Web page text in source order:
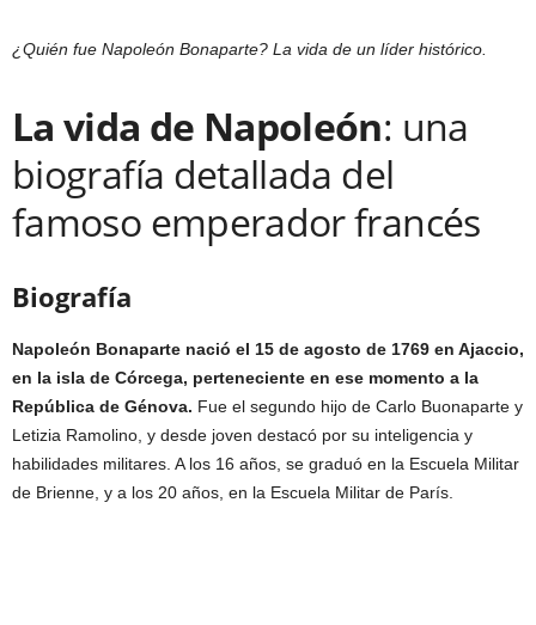
¿Quién fue Napoleón Bonaparte? La vida de un líder histórico.
La vida de Napoleón: una
biografía detallada del
famoso emperador francés
Biografía
Napoleón Bonaparte nació el 15 de agosto de 1769 en Ajaccio,
en la isla de Córcega, perteneciente en ese momento a la
República de Génova. Fue el segundo hijo de Carlo Buonaparte y
Letizia Ramolino, y desde joven destacó por su inteligencia y
habilidades militares. A los 16 años, se graduó en la Escuela Militar
de Brienne, y a los 20 años, en la Escuela Militar de París.